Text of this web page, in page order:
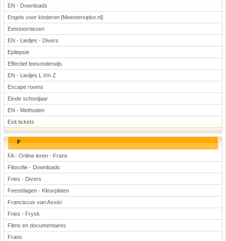
EN - Downloads
Engels voor kinderen [Meestersipke.nl]
Eetstoornissen
EN - Liedjes - Divers
Epilepsie
Effectief leesonderwijs
EN - Liedjes L t/m Z
Escape rooms
Einde schooljaar
EN - Methoden
Exit tickets
F
FA - Online leren - Frans
Filosofie - Downloads
Fries - Divers
Feestdagen - Kleurplaten
Franciscus van Assisi
Fries - Frysk
Films en documentaires
Frans